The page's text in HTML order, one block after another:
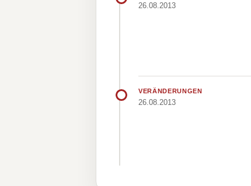
26.08.2013
VERÄNDERUNGEN
26.08.2013